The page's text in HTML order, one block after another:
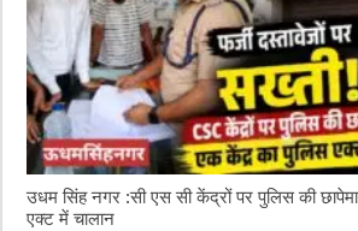
उधम सिंह नगर :सी एस सी केंद्रों पर पुलिस की
एक्ट में चालान